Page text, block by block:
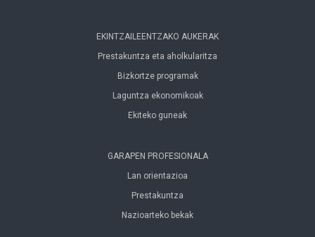
EKINTZAILEENTZAKO AUKERAK
Prestakuntza eta aholkularitza
Bizkortze programak
Laguntza ekonomikoak
Ekiteko guneak
GARAPEN PROFESIONALA
Lan orientazioa
Prestakuntza
Nazioarteko bekak